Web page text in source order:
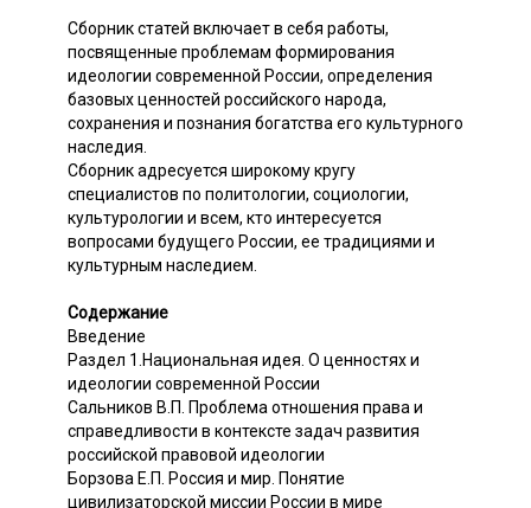
Сборник статей включает в себя работы,
посвященные проблемам формирования
идеологии современной России, определения
базовых ценностей российского народа,
сохранения и познания богатства его культурного
наследия.
Сборник адресуется широкому кругу
специалистов по политологии, социологии,
культурологии и всем, кто интересуется
вопросами будущего России, ее традициями и
культурным наследием.
Содержание
Введение
Раздел 1.Национальная идея. О ценностях и
идеологии современной России
Сальников В.П. Проблема отношения права и
справедливости в контексте задач развития
российской правовой идеологии
Борзова Е.П. Россия и мир. Понятие
цивилизаторской миссии России в мире